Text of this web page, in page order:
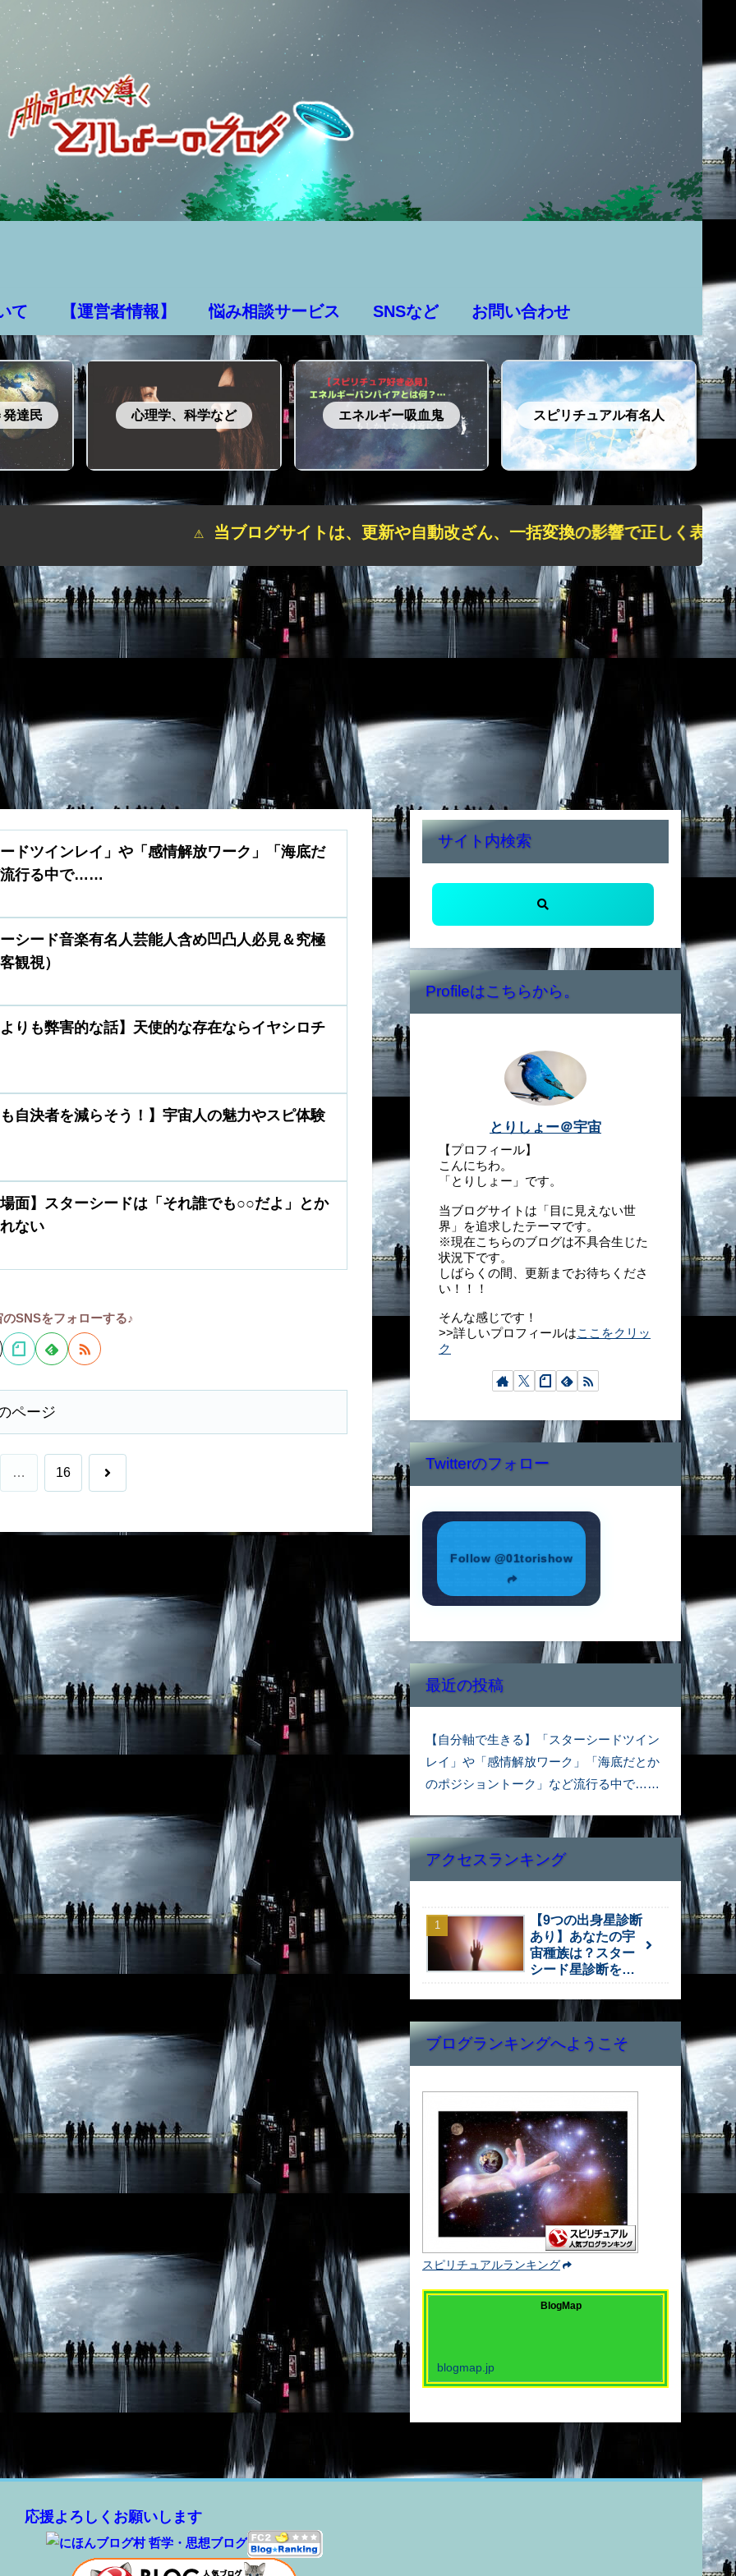
て 【運営者情報】 悩み相談サービス SNSなど お問い合わせ
達民 心理学、科学など エネルギー吸血鬼 スピリチュアル有名人
⚠ 当ブログサイトは、更新や自動改ざん、一括変換の影響で正しく表示されない状
ドツインレイ」や「感情解放ワーク」「海底だ
流行る中で……
シード音楽有名人芸能人含め凹凸人必見＆究極
観視）
りも弊害的な話】天使的な存在ならイヤシロチ
自決者を減らそう！】宇宙人の魅力やスピ体験
面】スターシードは「それ誰でも○○だよ」とか
ない
SNSをフォローする♪
ページ
… 16 次
サイト内検索
Profileはこちらから。
とりしょー＠宇宙
【プロフィール】
こんにちわ。
「とりしょー」です。
当ブログサイトは「目に見えない世
界」を追求したテーマです。
※現在こちらのブログは不具合生じた
状況下です。
しばらくの間、更新までお待ちくださ
い！！！
そんな感じです！
>>詳しいプロフィールはここをクリッ
ク
Twitterのフォロー
Follow @01torishow
最近の投稿
【自分軸で生きる】「スターシードツイン
レイ」や「感情解放ワーク」「海底だとか
のポジショントーク」など流行る中で……
アクセスランキング
【9つの出身星診断
あり】あなたの宇
宙種族は？スター
シード星診断をし
ブログランキングへようこそ
スピリチュアルランキング
BlogMap
blogmap.jp
応援よろしくお願いします